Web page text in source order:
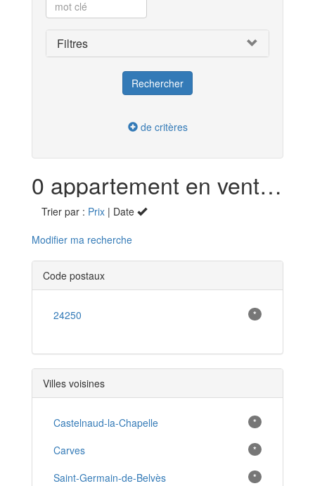
Filtres
de critères
0 appartement en vente à Veyrines-de-Domme (24)
Trier par : Prix | Date
Modifier ma recherche
Code postaux
24250 *
Villes voisines
Castelnaud-la-Chapelle *
Carves *
Saint-Germain-de-Belvès *